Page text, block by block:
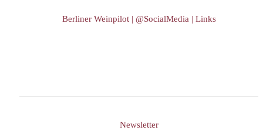
Berliner Weinpilot | @SocialMedia | Links
Newsletter